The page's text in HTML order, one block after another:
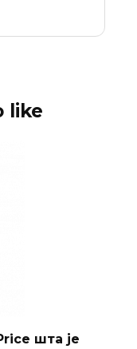
like
шта је